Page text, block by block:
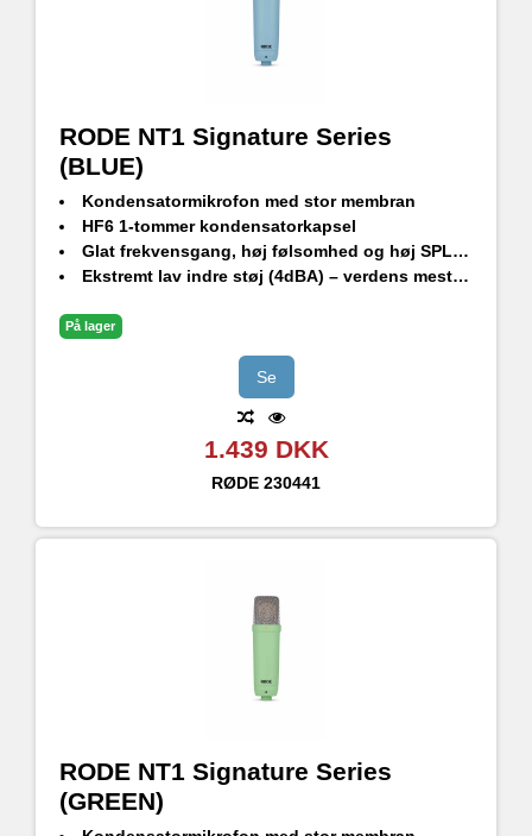
RODE NT1 Signature Series
(BLUE)
Kondensatormikrofon med stor membran
HF6 1-tommer kondensatorkapsel
Glat frekvensgang, høj følsomhed og høj SPL-håndtering
Ekstremt lav indre støj (4dBA) – verdens mest støjsvage studiekondensatormikrofon
Stødbeslag i studiekvalitet, popfilter og premium XLR-kabel medfølger
På lager
Se
1.439 DKK
RØDE 230441
RODE NT1 Signature Series
(GREEN)